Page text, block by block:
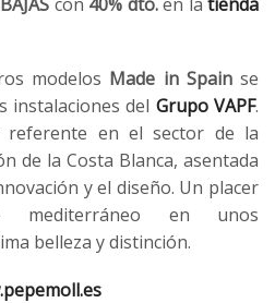
modelos Made in Spain se
instalaciones del Grupo VAPF.
referente en el sector de la
de la Costa Blanca, asentada
y el diseño. Un placer
mediterráneo en unos
belleza y distinción.